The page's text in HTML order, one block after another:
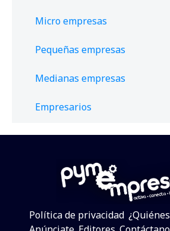
Micro empresas
Pequeñas empresas
Medianas empresas
Empresarios
Política de privacidad